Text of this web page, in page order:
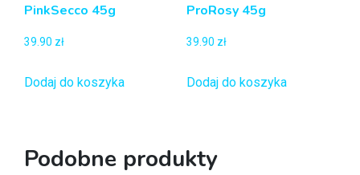
PinkSecco 45g
39.90 zł
Dodaj do koszyka
ProRosy 45g
39.90 zł
Dodaj do koszyka
Podobne produkty